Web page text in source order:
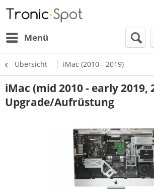
Menü
Übersicht iMac (2010 - 2019)
iMac (mid 2010 - early 2019,
Upgrade/Aufrüstung